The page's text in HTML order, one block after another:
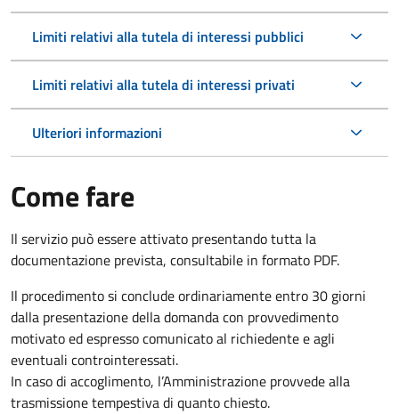
Limiti relativi alla tutela di interessi pubblici
Limiti relativi alla tutela di interessi privati
Ulteriori informazioni
Come fare
Il servizio può essere attivato presentando tutta la
documentazione prevista, consultabile in formato PDF.
Il procedimento si conclude ordinariamente entro 30 giorni
dalla presentazione della domanda con provvedimento
motivato ed espresso comunicato al richiedente e agli
eventuali controinteressati.
In caso di accoglimento, l’Amministrazione provvede alla
trasmissione tempestiva di quanto chiesto.